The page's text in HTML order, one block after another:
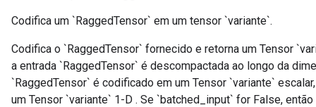
Codifica um `RaggedTensor` em um tensor `variante`.
Codifica o `RaggedTensor` fornecido e retorna um Tensor
a entrada `RaggedTensor` é descompactada ao longo da
`RaggedTensor` é codificado em um Tensor `variante`
um Tensor `variante` 1-D . Se `batched_input` for False,